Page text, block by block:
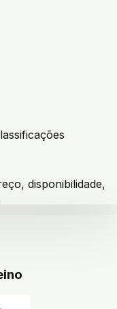
disponibilidade,